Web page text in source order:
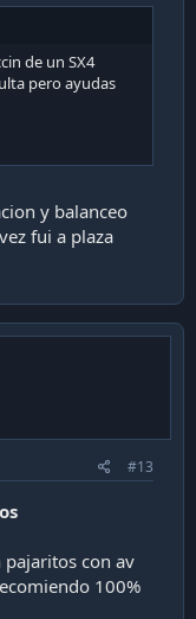
de un SX4
pero ayudas
y balanceo
fui a plaza
#13
pajaritos con av
100%